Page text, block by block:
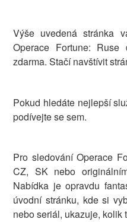
Výše uvedená stránka
Operace Fortune:
zdarma. Stačí navštívit
Pokud hledáte nejlepší
podívejte se sem.
Pro sledování Operace
CZ, SK nebo
Nabídka je opravdu
úvodní stránku, kde si
nebo seriál, ukazuje, kolik